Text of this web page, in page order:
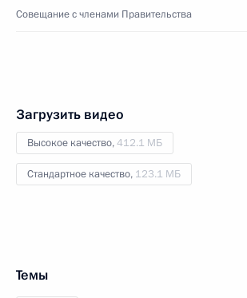
Совещание с членами Правительства
Загрузить видео
Высокое качество,412.1 МБ
Стандартное качество, 123.1 МБ
Темы